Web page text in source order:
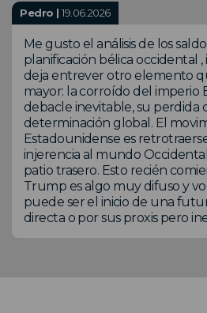
Pedro |19.06.2026
Me gusto el análisis de los
planificación bélica occidental ,
deja entrever otro elemento
mayor: la corroído del imperio
debacle inevitable, su perdida
determinación global. El
Estadounidense es
injerencia al mundo
patio trasero. Esto recién
Trump es algo muy difuso y
puede ser el inicio de una
directa o por sus proxis pero